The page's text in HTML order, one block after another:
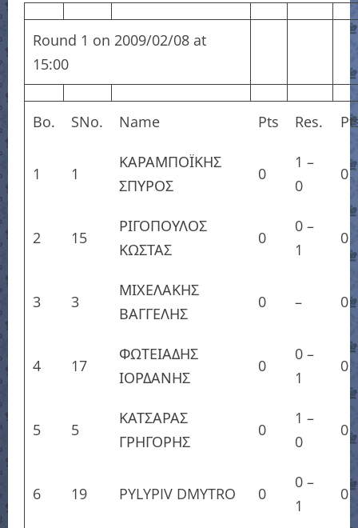
Round 1 on 2009/02/08 at
15:00
Bo. SNo. Name Pts Res.
1 1
ΚΑΡΑΜΠΟΪΚΗΣ
ΣΠΥΡΟΣ
0
1 –
0
0
2 15
ΡΙΓΟΠΟΥΛΟΣ
ΚΩΣΤΑΣ
0
0 –
1
0
3 3
ΜΙΧΕΛΑΚΗΣ
ΒΑΓΓΕΛΗΣ
0 – 0
4 17
ΦΩΤΕΙΑΔΗΣ
ΙΟΡΔΑΝΗΣ
0
0 –
1
0
5 5
ΚΑΤΣΑΡΑΣ
ΓΡΗΓΟΡΗΣ
0
1 –
0
0
6 19 PYLYPIV DMYTRO 0
0 –
1
0